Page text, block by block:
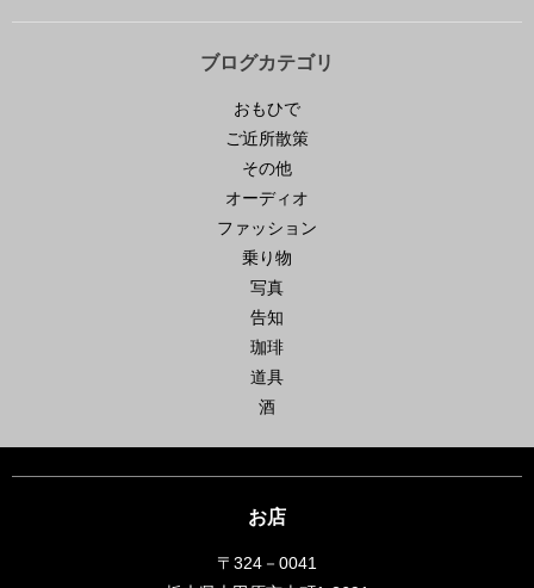
ブログカテゴリ
おもひで
ご近所散策
その他
オーディオ
ファッション
乗り物
写真
告知
珈琲
道具
酒
お店
〒324－0041